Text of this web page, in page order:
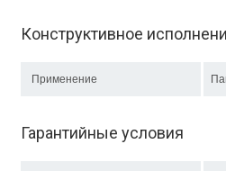
Конструктивное
Применение
Гарантийные условия